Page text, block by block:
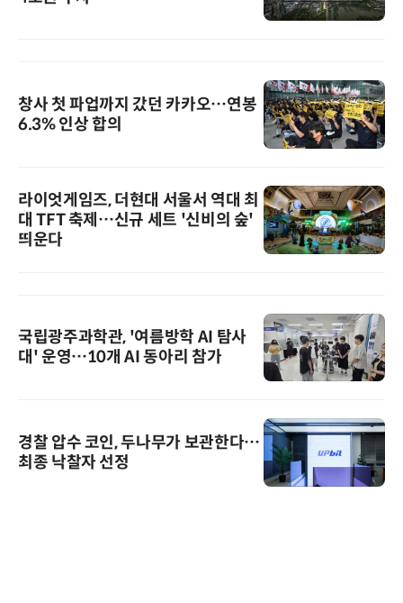
창사 첫 파업까지 갔던 카카오…연봉
6.3% 인상 합의
라이엇게임즈, 더현대 서울서 역대 최
대 TFT 축제…신규 세트 '신비의 숲'
띄운다
국립광주과학관, '여름방학 AI 탐사
대' 운영…10개 AI 동아리 참가
경찰 압수 코인, 두나무가 보관한다…
최종 낙찰자 선정